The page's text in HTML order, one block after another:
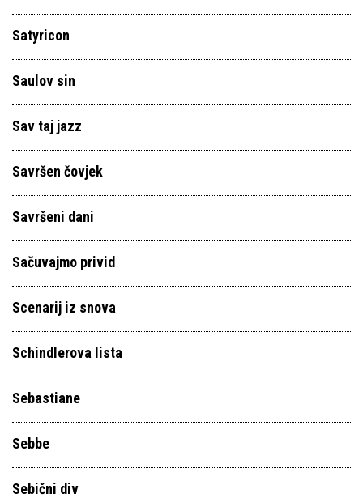
Satyricon
Saulov sin
Sav taj jazz
Savršen čovjek
Savršeni dani
Sačuvajmo privid
Scenarij iz snova
Schindlerova lista
Sebastiane
Sebbe
Sebični div